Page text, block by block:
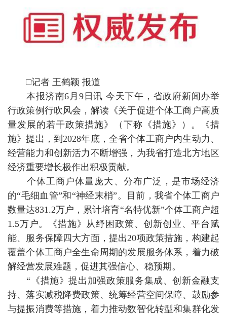
□记者 王鹤颖 报道
本报济南6月9日讯 今天下午，省政府新闻办举
行政策例行吹风会，解读《关于促进个体工商户高质
量发展的若干政策措施》（下称《措施》）。《措
施》提出，到2028年底，全省个体工商户内生动力、
经营能力和创新活力不断增强，为我省打造北方地区
经济重要增长极作出积极贡献。
个体工商户体量庞大、分布广泛，是市场经济
的“毛细血管”和“神经末梢”。目前，我省个体工商户
数量达831.2万户，累计培育“名特优新”个体工商户超
1.5万户。《措施》从纾困政策、创新创业、平台赋
能、服务保障四大方面，提出20项政策措施，构建起
覆盖个体工商户全生命周期的发展服务体系，着力破
解经营发展难题，促进其强信心、稳预期。
“《措施》提出加强政策服务集成、创新金融支
持、落实减税降费政策、统筹经营空间保障、鼓励参
与提振消费等措施，着力推动数智化转型和集群化发